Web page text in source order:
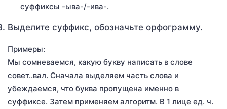
суффиксы -ыва-/-ива-.
Выделите суффикс, обозначьте орфограмму.
Примеры:
Мы сомневаемся, какую букву написать в слове
совет..вал. Сначала выделяем часть слова и
убеждаемся, что буква пропущена именно в
суффиксе. Затем применяем алгоритм. В 1 лице ед. ч.